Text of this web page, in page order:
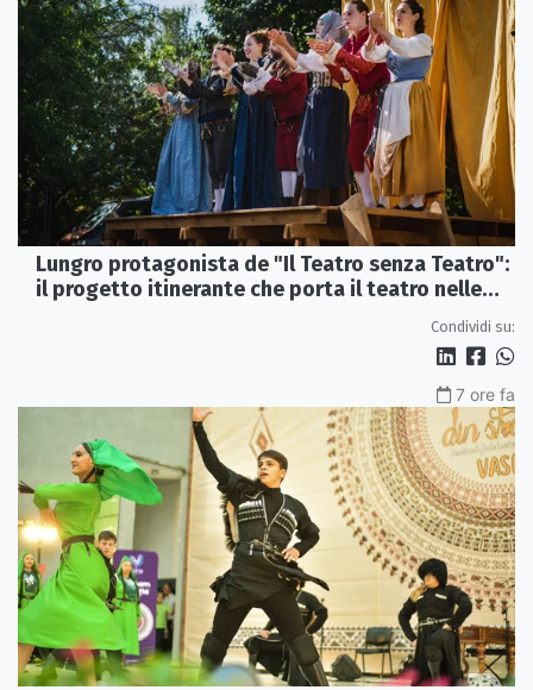
Lungro protagonista de "Il Teatro senza Teatro":
il progetto itinerante che porta il teatro nelle
Condividi su:
7 ore fa